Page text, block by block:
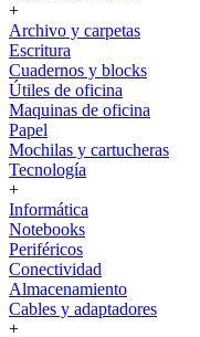
+
Archivo y carpetas
Escritura
Cuadernos y blocks
Útiles de oficina
Maquinas de oficina
Papel
Mochilas y cartucheras
Tecnología
+
Informática
Notebooks
Periféricos
Conectividad
Almacenamiento
Cables y adaptadores
+